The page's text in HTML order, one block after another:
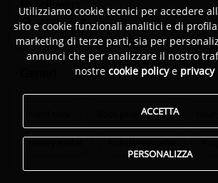
Visite:342
Rock progressivo
Utilizziamo cookie tecnici per accedere
sito e cookie funzionali analitici e di
marketing di terze parti, sia per
annunci che per analizzare il nostro
nostre cookie policye privacy
ACCETTA
PERSONALIZZA